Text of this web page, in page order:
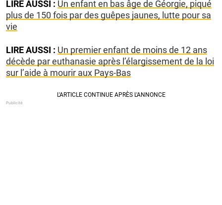
LIRE AUSSI : Un enfant en bas âge de Géorgie, piqué
plus de 150 fois par des guêpes jaunes, lutte pour sa
vie
LIRE AUSSI : Un premier enfant de moins de 12 ans
décède par euthanasie après l’élargissement de la loi
sur l’aide à mourir aux Pays-Bas